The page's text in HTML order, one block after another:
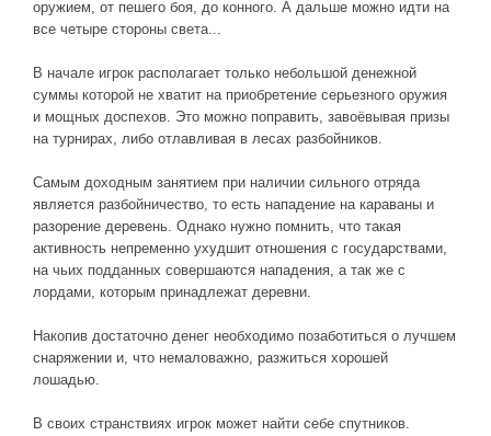
оружием, от пешего боя, до конного. А дальше можно идти на
все четыре стороны света...
В начале игрок располагает только небольшой денежной
суммы которой не хватит на приобретение серьезного оружия
и мощных доспехов. Это можно поправить, завоёвывая призы
на турнирах, либо отлавливая в лесах разбойников.
Самым доходным занятием при наличии сильного отряда
является разбойничество, то есть нападение на караваны и
разорение деревень. Однако нужно помнить, что такая
активность непременно ухудшит отношения с государствами,
на чьих подданных совершаются нападения, а так же с
лордами, которым принадлежат деревни.
Накопив достаточно денег необходимо позаботиться о лучшем
снаряжении и, что немаловажно, разжиться хорошей
лошадью.
В своих странствиях игрок может найти себе спутников.